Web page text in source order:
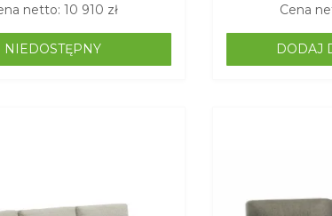
netto: 10 910 zł
NIEDOSTĘPNY
Cena
DODAJ